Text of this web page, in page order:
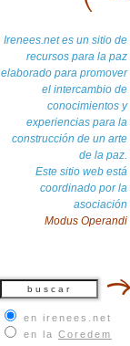
Irenees.net es un sitio de
recursos para la paz
elaborado para promover
el intercambio de
conocimientos y
experiencias para la
construcción de un arte
de la paz.
Este sitio web está
coordinado por la
asociación
Modus Operandi
en irenees.net
en la Coredem